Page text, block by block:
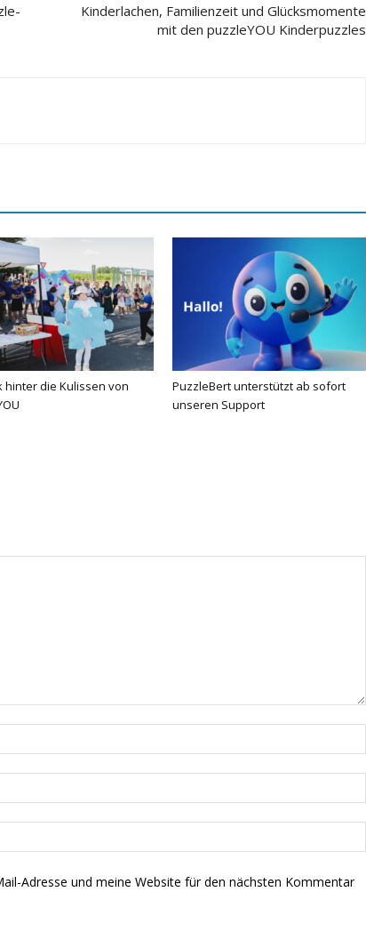
Kinderlachen, Familienzeit und Glücksmomente
mit den puzzleYOU Kinderpuzzles
hinter die Kulissen von
PuzzleBert unterstützt ab sofort
unseren Support
Adresse und meine Website für den nächsten Kommentar